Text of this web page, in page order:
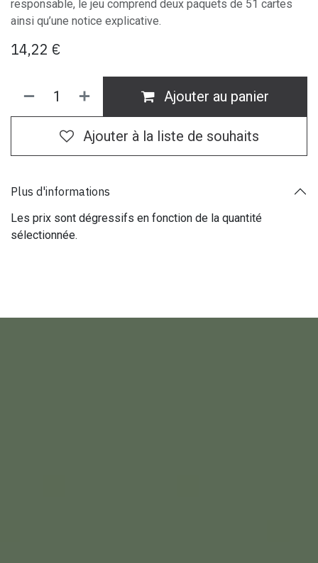
responsable, le jeu comprend deux paquets de 51 cartes
ainsi qu’une notice explicative.
14,22 €
Ajouter au panier
Ajouter à la liste de souhaits
Plus d'informations
Les prix sont dégressifs en fonction de la quantité
sélectionnée.